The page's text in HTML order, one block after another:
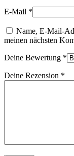
E-Mail *
Name, E-Mail-
meinen nächsten
Deine Bewertung *
Deine Rezension *